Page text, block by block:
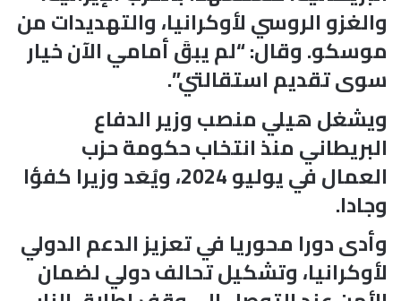
والغزو الروسي لأوكرانيا، والتهديدات من
موسكو. وقال: “لم يبقَ أمامي الآن خيار
سوى تقديم استقالتي”.
ويشغل هيلي منصب وزير الدفاع
البريطاني منذ انتخاب حكومة حزب
العمال في يوليو 2024، ويُعَد وزيرا كفؤا
وجادا.
وأدى دورا محوريا في تعزيز الدعم الدولي
لأوكرانيا، وتشكيل تحالف دولي لضمان